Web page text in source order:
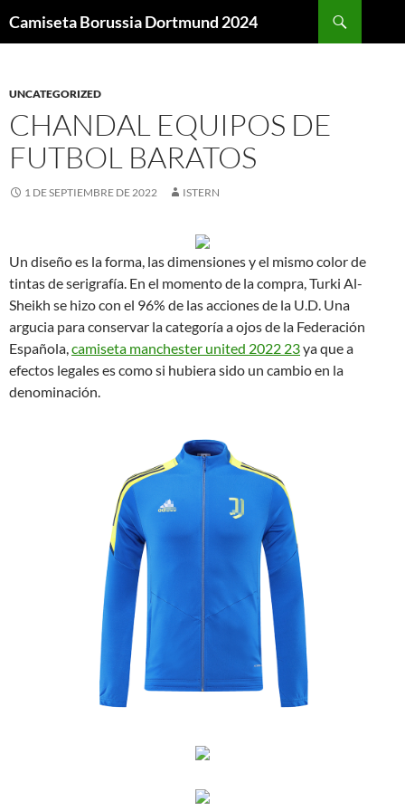
Camiseta Borussia Dortmund 2024
UNCATEGORIZED
CHANDAL EQUIPOS DE
FUTBOL BARATOS
1 DE SEPTIEMBRE DE 2022 ISTERN
Un diseño es la forma, las dimensiones y el mismo color de
tintas de serigrafía. En el momento de la compra, Turki Al-
Sheikh se hizo con el 96% de las acciones de la U.D. Una
argucia para conservar la categoría a ojos de la Federación
Española,camiseta manchester united 2022 23ya que a
efectos legales es como si hubiera sido un cambio en la
denominación.